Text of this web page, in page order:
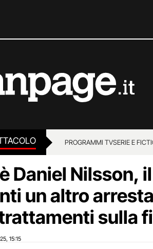
PROGRAMMI TVSERIE E
Daniel Nilsson,
un altro
sulla
15:15